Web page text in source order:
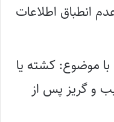
انطباق اطلاعات
موضوع: کشته یا
و گریز پس از